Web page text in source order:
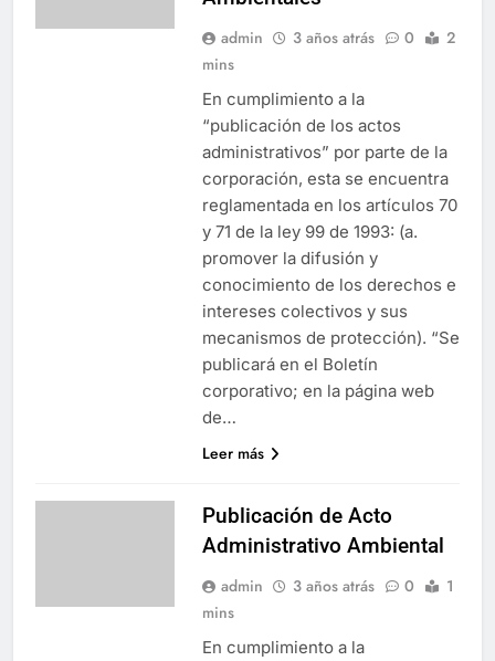
admin 3 años atrás 0
2
mins
En cumplimiento a la
“publicación de los actos
administrativos” por parte de la
corporación, esta se encuentra
reglamentada en los artículos 70
y 71 de la ley 99 de 1993: (a.
promover la difusión y
conocimiento de los derechos e
intereses colectivos y sus
mecanismos de protección). “Se
publicará en el Boletín
corporativo; en la página web
de…
Leer más
Publicación de Acto
Administrativo Ambiental
admin 3 años atrás 0
1
mins
En cumplimiento a la